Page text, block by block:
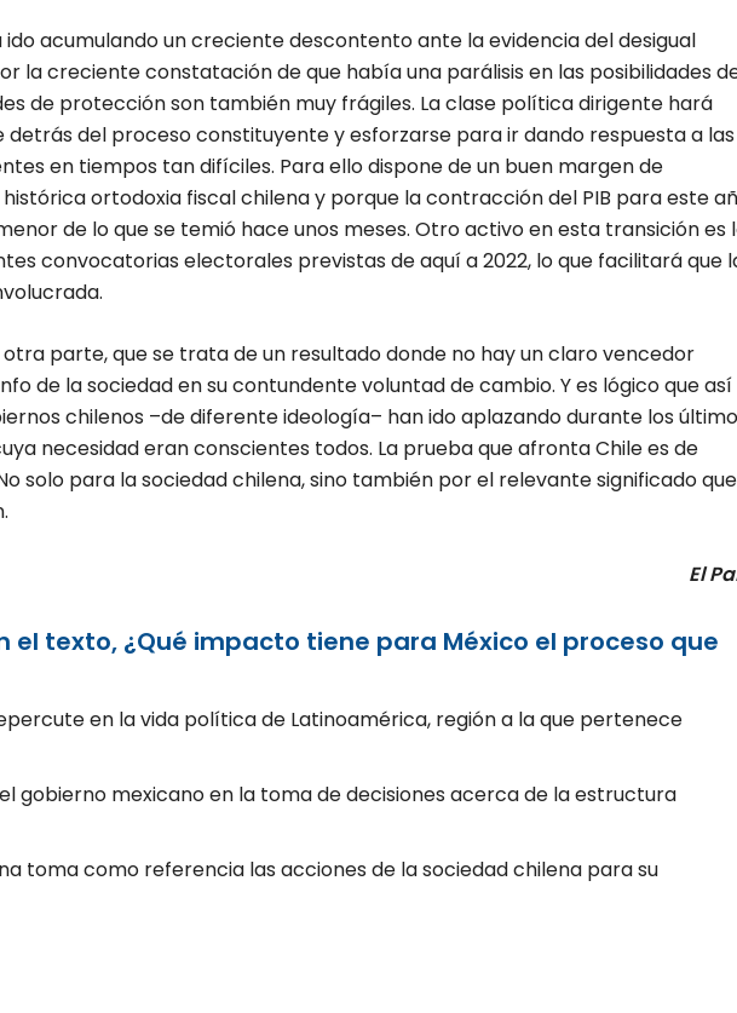
ido acumulando un creciente descontento ante la evidencia del desigual
la creciente constatación de que había una parálisis en las posibilidades
de protección son también muy frágiles. La clase política dirigente hará
detrás del proceso constituyente y esforzarse para ir dando respuesta a las
en tiempos tan difíciles. Para ello dispone de un buen margen de
ortodoxia fiscal chilena y porque la contracción del PIB para este
de lo que se temió hace unos meses. Otro activo en esta transición es
convocatorias electorales previstas de aquí a 2022, lo que facilitará que
parte, que se trata de un resultado donde no hay un claro vencedor
de la sociedad en su contundente voluntad de cambio. Y es lógico que así
chilenos –de diferente ideología– han ido aplazando durante los
necesidad eran conscientes todos. La prueba que afronta Chile es de
solo para la sociedad chilena, sino también por el relevante significado que
El
el texto, ¿Qué impacto tiene para México el proceso que
en la vida política de Latinoamérica, región a la que pertenece
gobierno mexicano en la toma de decisiones acerca de la estructura
toma como referencia las acciones de la sociedad chilena para su